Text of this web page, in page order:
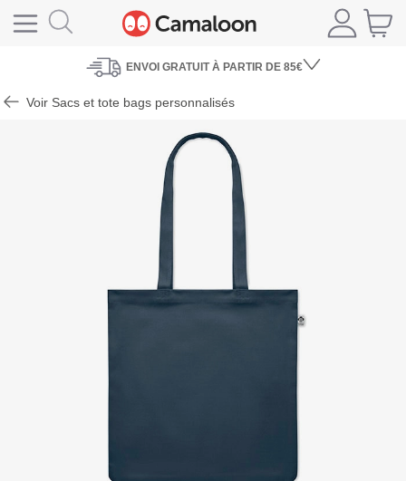
ENVOI GRATUIT À PARTIR DE 85€
Voir Sacs et tote bags personnalisés